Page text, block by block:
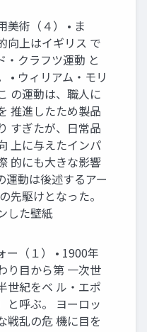
美術（４） • ま
向上はイギリス で
・クラフツ運動 と
• ウィリアム・モリ
の運動は、職人に
推進したため製品
すぎたが、日常品
上に与えたインパ
的にも大きな影響
運動は後述するアー
先駆けとなった。
した壁紙
ー（１） • 1900年
り目から第 一次世
世紀をベ ル・エポ
と呼ぶ。 ヨーロッ
戦乱の危 機に目を